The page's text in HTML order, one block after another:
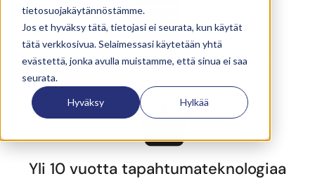
tietosuojakäytännöstämme.
Jos et hyväksy tätä, tietojasi ei seurata, kun käytät
tätä verkkosivua. Selaimessasi käytetään yhtä
evästettä, jonka avulla muistamme, että sinua ei saa
seurata.
Hyväksy Hylkää
Yli 100 tapahtumaa vuosittain
Yli 10 vuotta tapahtumateknologiaa